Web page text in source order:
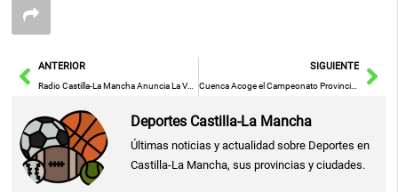
AntANTERIOR
Radio Castilla-La Mancha Anuncia La Vuelta Del Festival Piknik 808 Al Paseo De Recaredo De Toledo
SIGUIENTE
Cuenca Acoge el Campeonato Provincial de Veteranos +35: Un Encuentro de Talento y Experiencia
Deportes Castilla-La Mancha
Últimas noticias y actualidad sobre Deportes en
Castilla-La Mancha, sus provincias y ciudades.